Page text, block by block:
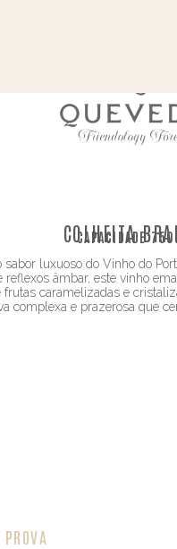
COLHEITA
CAPACIDADE:
sabor luxuoso do Vinho do
âmbar, este vinho
frutas caramelizadas e
complexa e prazerosa que